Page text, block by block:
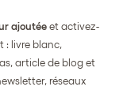
ajoutée et activez-
: livre blanc,
article de blog et
réseaux